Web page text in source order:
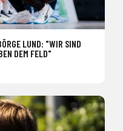
LUND: "WIR SIND
DEM FELD"